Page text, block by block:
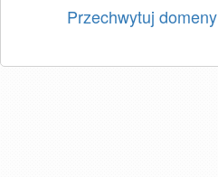
Przechwytuj domeny